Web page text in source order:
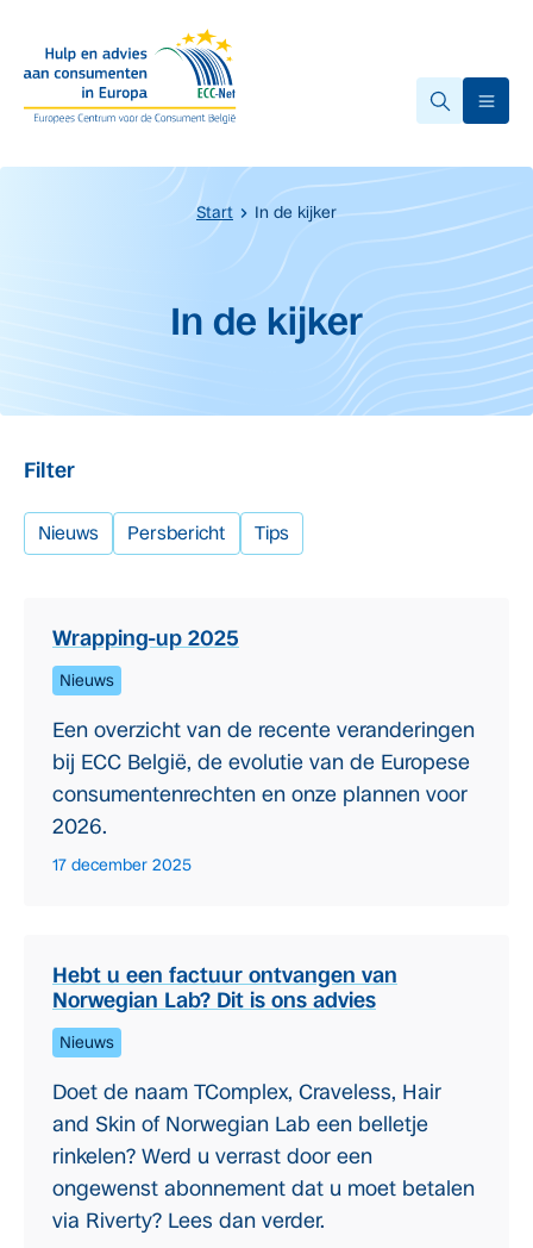
Start In de kijker
Start van de hoofdinhoud
In de kijker
Filter
Nieuws Persbericht Tips
Wrapping-up 2025
Nieuws
Een overzicht van de recente veranderingen
bij ECC België, de evolutie van de Europese
consumentenrechten en onze plannen voor
2026.
17 december 2025
Hebt u een factuur ontvangen van
Norwegian Lab? Dit is ons advies
Nieuws
Doet de naam TComplex, Craveless, Hair
and Skin of Norwegian Lab een belletje
rinkelen? Werd u verrast door een
ongewenst abonnement dat u moet betalen
via Riverty? Lees dan verder.